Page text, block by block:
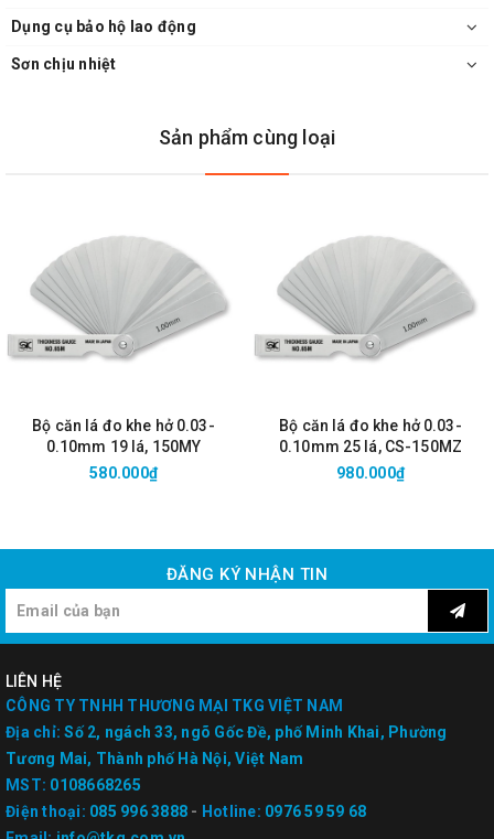
Dụng cụ bảo hộ lao động
Sơn chịu nhiệt
Sản phẩm cùng loại
Bộ căn lá đo khe hở 0.03-
0.10mm 19 lá, 150MY
580.000₫
Bộ căn lá đo khe hở 0.03-
0.10mm 25 lá, CS-150MZ
980.000₫
ĐĂNG KÝ NHẬN TIN
LIÊN HỆ
CÔNG TY TNHH THƯƠNG MẠI TKG VIỆT NAM
Địa chỉ: Số 2, ngách 33, ngõ Gốc Đề, phố Minh Khai, Phường
Tương Mai, Thành phố Hà Nội, Việt Nam
MST: 0108668265
Điện thoại: 085 996 3888 - Hotline: 0976 59 59 68